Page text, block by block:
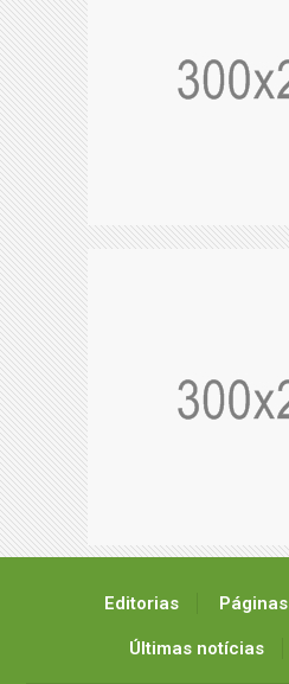
Editorias Páginas
Últimas notícias